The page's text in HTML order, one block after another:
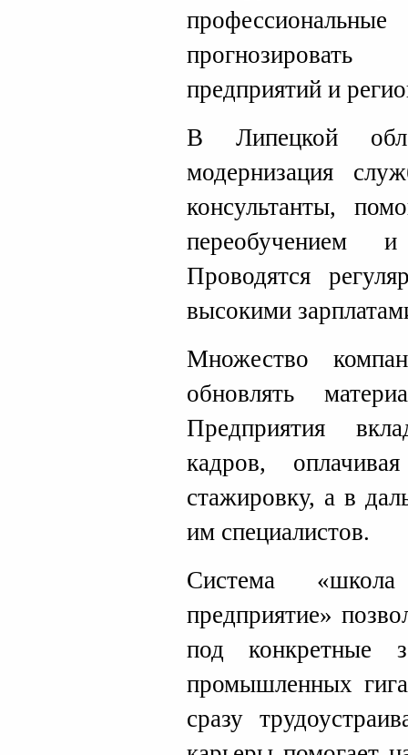
прогнозировать
предприятий и
В Липецкой
модернизация
консультанты,
переобучением
Проводятся
высокими
Множество
обновлять
Предприятия
кадров,
стажировку, а в
им специалистов.
Система
предприятие»
под конкретные
промышленных
сразу